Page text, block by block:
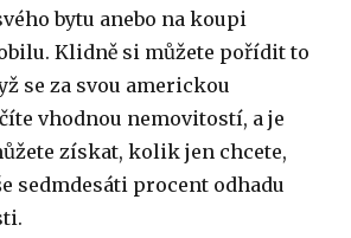
bytu anebo na koupi
Klidně si můžete pořídit to
se za svou americkou
vhodnou nemovitostí, a je
získat, kolik jen chcete,
sedmdesáti procent odhadu